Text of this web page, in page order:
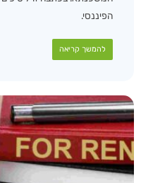
הפיננסי.
להמשך קריאה